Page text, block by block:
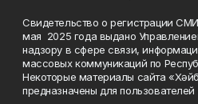
Свидетельство о регистрации
мая 2025 года выдано
надзору в сфере связи,
массовых коммуникаций по
Некоторые материалы сайта
предназначены для пользователей